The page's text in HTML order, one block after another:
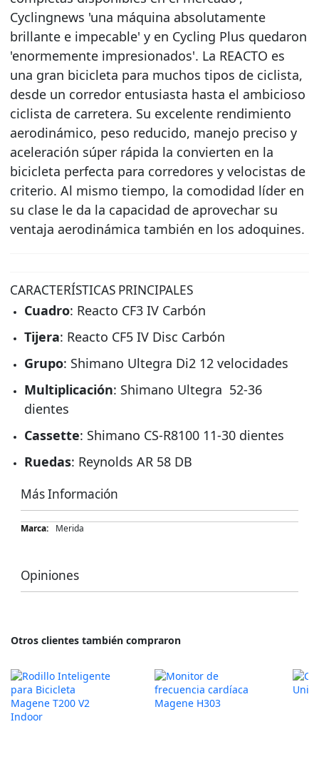
Cyclingnews 'una máquina absolutamente
brillante e impecable' y en Cycling Plus quedaron
'enormemente impresionados'. La REACTO es
una gran bicicleta para muchos tipos de ciclista,
desde un corredor entusiasta hasta el ambicioso
ciclista de carretera. Su excelente rendimiento
aerodinámico, peso reducido, manejo preciso y
aceleración súper rápida la convierten en la
bicicleta perfecta para corredores y velocistas de
criterio. Al mismo tiempo, la comodidad líder en
su clase le da la capacidad de aprovechar su
ventaja aerodinámica también en los adoquines.
CARACTERÍSTICAS PRINCIPALES
Cuadro: Reacto CF3 IV Carbón
Tijera: Reacto CF5 IV Disc Carbón
Grupo: Shimano Ultegra Di2 12 velocidades
Multiplicación: Shimano Ultegra 52-36
dientes
Cassette: Shimano CS-R8100 11-30 dientes
Ruedas: Reynolds AR 58 DB
Más Información
Más
Merida
Opiniones
Otros clientes también compraron